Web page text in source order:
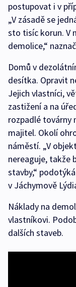
postupovat i v
„V zásadě se
sto tisíc korun. V
demolice,“
Domů v
desítka. Opravit
Jejich vlastníci,
zastižení a na
rozpadlé továrny
majitel. Okolí
náměstí. „V
nereaguje, takže
stavby,“
v Jáchymově
Náklady na
vlastníkovi.
dalších staveb.